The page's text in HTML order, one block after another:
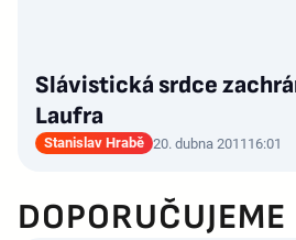
Slávistická srdce
Laufra
Stanislav Hrabě 20. dubna 2011 16:01
DOPORUČUJEME